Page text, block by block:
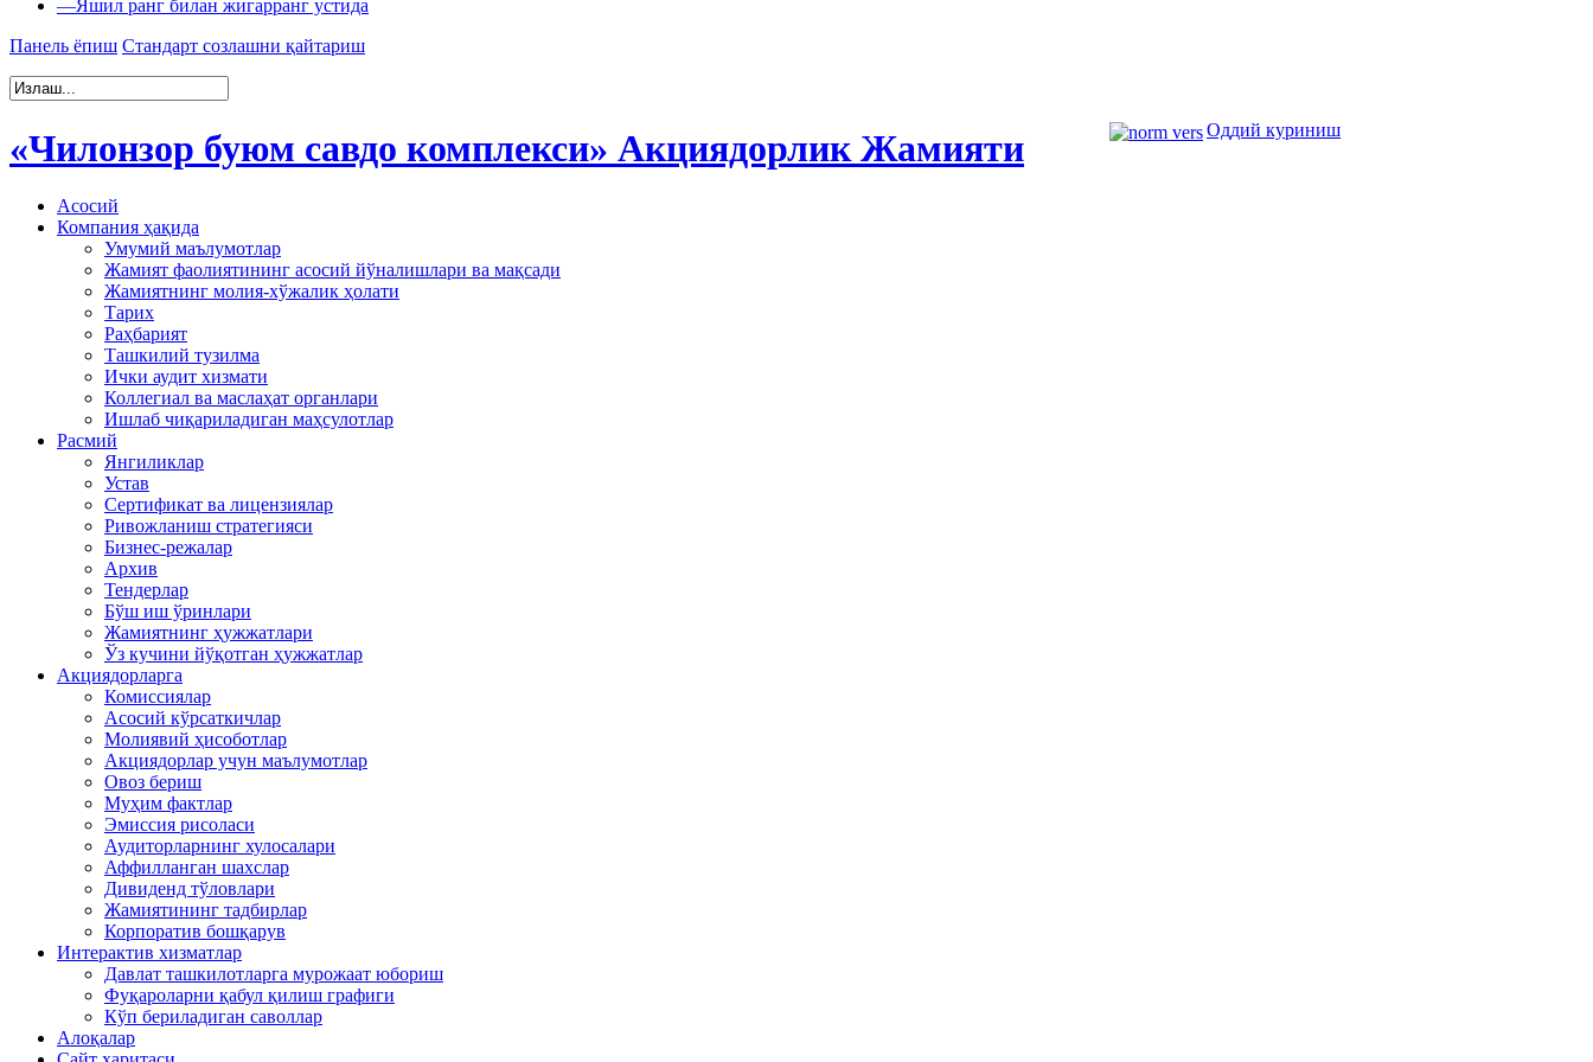
—Яшил ранг билан жигарранг устида
Панель ёпиш Стандарт созлашни қайтариш
Оддий куриниш
«Чилонзор буюм савдо комплекси» Акциядорлик Жамияти
Асосий
Компания ҳақида
Умумий маълумотлар
Жамият фаолиятининг асосий йўналишлари ва мақсади
Жамиятнинг молия-хўжалик ҳолати
Тарих
Раҳбарият
Ташкилий тузилма
Ички аудит хизмати
Коллегиал ва маслаҳат органлари
Ишлаб чиқариладиган маҳсулотлар
Расмий
Янгиликлар
Устав
Сертификат ва лицензиялар
Ривожланиш стратегияси
Бизнес-режалар
Архив
Тендерлар
Бўш иш ўринлари
Жамиятнинг ҳужжатлари
Ўз кучини йўқотган ҳужжатлар
Акциядорларга
Комиссиялар
Асосий кўрсаткичлар
Молиявий ҳисоботлар
Акциядорлар учун маълумотлар
Овоз бериш
Муҳим фактлар
Эмиссия рисоласи
Аудиторларнинг хулосалари
Аффилланган шахслар
Дивиденд тўловлари
Жамиятининг тадбирлар
Корпоратив бошқарув
Интерактив хизматлар
Давлат ташкилотларга мурожаат юбориш
Фуқароларни қабул қилиш графиги
Кўп бериладиган саволлар
Алоқалар